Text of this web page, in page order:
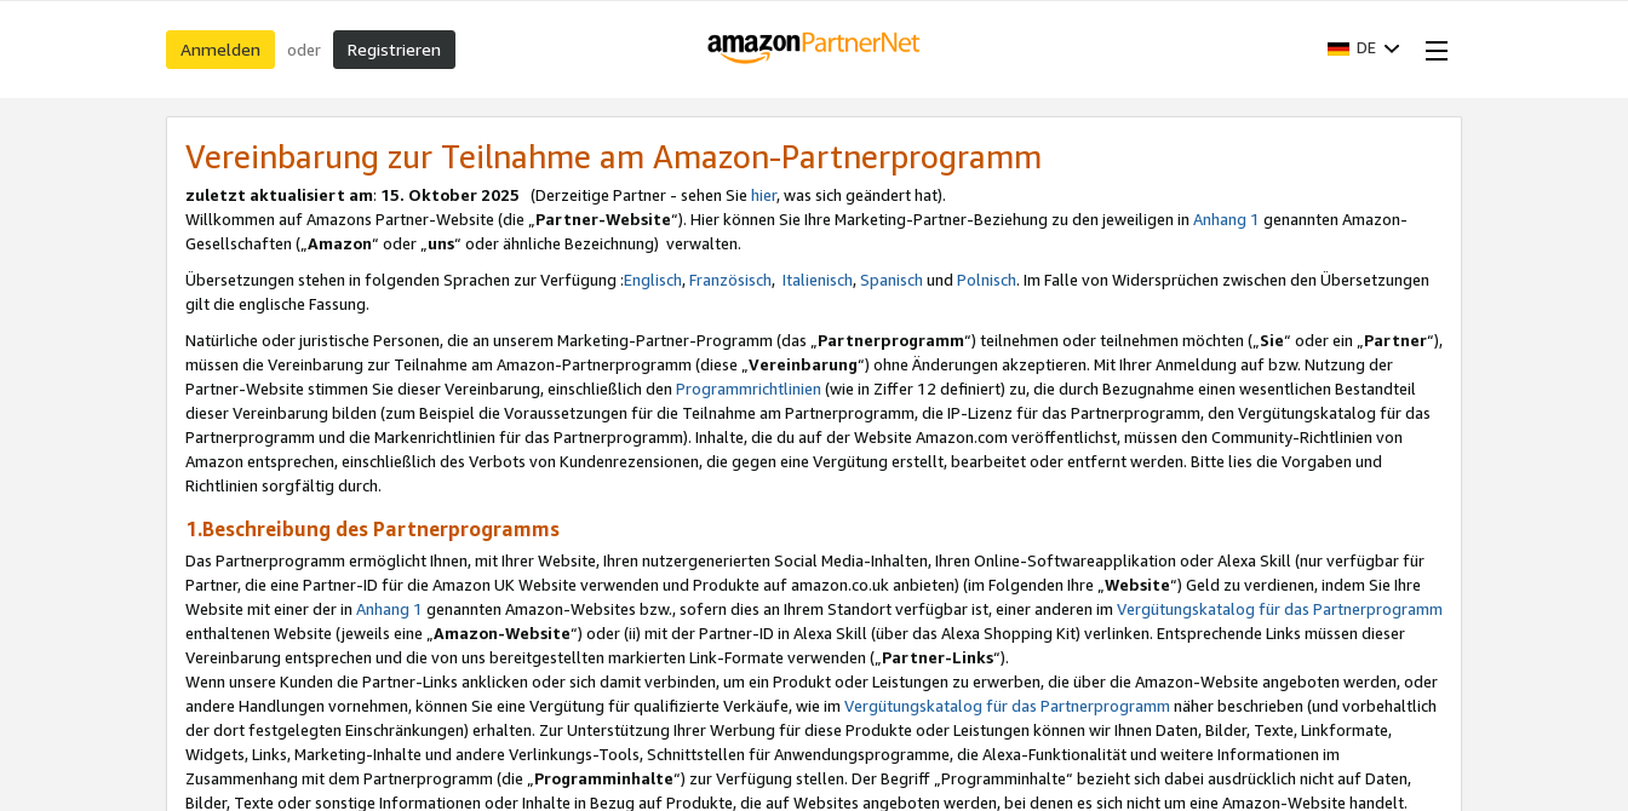
Anmelden oder Registrieren DE
Vereinbarung zur Teilnahme am Amazon-Partnerprogramm
zuletzt aktualisiert am: 15. Oktober 2025 (Derzeitige Partner - sehen Sie hier, was sich geändert hat).
Willkommen auf Amazons Partner-Website (die „Partner-Website“). Hier können Sie Ihre Marketing-Partner-Beziehung zu den jeweiligen in Anhang 1 genannten Amazon-
Gesellschaften („Amazon“ oder „uns“ oder ähnliche Bezeichnung) verwalten.
Übersetzungen stehen in folgenden Sprachen zur Verfügung :Englisch,Französisch, Italienisch,Spanisch und Polnisch. Im Falle von Widersprüchen zwischen den Übersetzungen
gilt die englische Fassung.
Natürliche oder juristische Personen, die an unserem Marketing-Partner-Programm (das „Partnerprogramm“) teilnehmen oder teilnehmen möchten („Sie“ oder ein „Partner“),
müssen die Vereinbarung zur Teilnahme am Amazon-Partnerprogramm (diese „Vereinbarung“) ohne Änderungen akzeptieren. Mit Ihrer Anmeldung auf bzw. Nutzung der
Partner-Website stimmen Sie dieser Vereinbarung, einschließlich den Programmrichtlinien (wie in Ziffer 12 definiert) zu, die durch Bezugnahme einen wesentlichen Bestandteil
dieser Vereinbarung bilden (zum Beispiel die Voraussetzungen für die Teilnahme am Partnerprogramm, die IP-Lizenz für das Partnerprogramm, den Vergütungskatalog für das
Partnerprogramm und die Markenrichtlinien für das Partnerprogramm). Inhalte, die du auf der Website Amazon.com veröffentlichst, müssen den Community-Richtlinien von
Amazon entsprechen, einschließlich des Verbots von Kundenrezensionen, die gegen eine Vergütung erstellt, bearbeitet oder entfernt werden. Bitte lies die Vorgaben und
Richtlinien sorgfältig durch.
1.Beschreibung des Partnerprogramms
Das Partnerprogramm ermöglicht Ihnen, mit Ihrer Website, Ihren nutzergenerierten Social Media-Inhalten, Ihren Online-Softwareapplikation oder Alexa Skill (nur verfügbar für
Partner, die eine Partner-ID für die Amazon UK Website verwenden und Produkte auf amazon.co.uk anbieten) (im Folgenden Ihre „ Website“) Geld zu verdienen, indem Sie Ihre
Website mit einer der in Anhang 1 genannten Amazon-Websites bzw., sofern dies an Ihrem Standort verfügbar ist, einer anderen im Vergütungskatalog für das Partnerprogramm
enthaltenen Website (jeweils eine „ Amazon-Website“) oder (ii) mit der Partner-ID in Alexa Skill (über das Alexa Shopping Kit) verlinken. Entsprechende Links müssen dieser
Vereinbarung entsprechen und die von uns bereitgestellten markierten Link-Formate verwenden („ Partner-Links“).
Wenn unsere Kunden die Partner-Links anklicken oder sich damit verbinden, um ein Produkt oder Leistungen zu erwerben, die über die Amazon-Website angeboten werden, oder
andere Handlungen vornehmen, können Sie eine Vergütung für qualifizierte Verkäufe, wie im Vergütungskatalog für das Partnerprogramm näher beschrieben (und vorbehaltlich
der dort festgelegten Einschränkungen) erhalten. Zur Unterstützung Ihrer Werbung für diese Produkte oder Leistungen können wir Ihnen Daten, Bilder, Texte, Linkformate,
Widgets, Links, Marketing-Inhalte und andere Verlinkungs-Tools, Schnittstellen für Anwendungsprogramme, die Alexa-Funktionalität und weitere Informationen im
Zusammenhang mit dem Partnerprogramm (die „ Programminhalte“) zur Verfügung stellen. Der Begriff „Programminhalte“ bezieht sich dabei ausdrücklich nicht auf Daten,
Bilder, Texte oder sonstige Informationen oder Inhalte in Bezug auf Produkte, die auf Websites angeboten werden, bei denen es sich nicht um eine Amazon-Website handelt.